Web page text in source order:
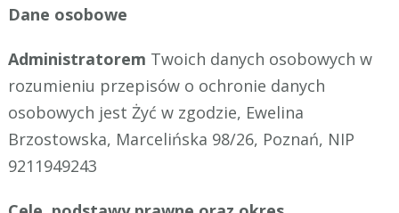
Dane osobowe
Administratorem Twoich danych osobowych w
rozumieniu przepisów o ochronie danych
osobowych jest Żyć w zgodzie, Ewelina
Brzostowska, Marcelińska 98/26, Poznań, NIP
9211949243